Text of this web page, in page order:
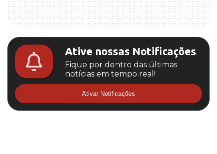
Ative nossas Notificações
Fique por dentro das últimas
notícias em tempo real!
Ativar Notificações